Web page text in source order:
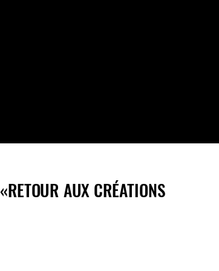
«RETOUR AUX CRÉATIONS
«RETOUR AUX CRÉATIONS